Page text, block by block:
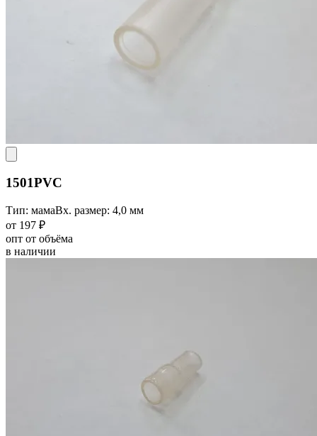
1501PVC
Тип: мамаВх. размер: 4,0 мм
от 197 ₽
опт от объёма
в наличии